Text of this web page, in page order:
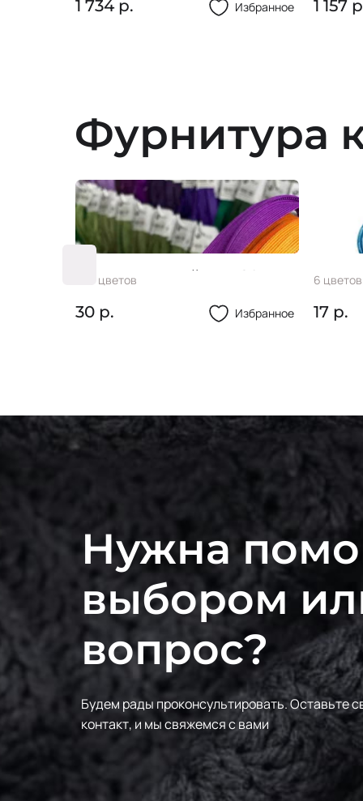
1 734 р. Избранное 1 157
Фурнитура
Молнии потайные 20 см
386 цветов
30 р. Избранное
6 цветов
17 р.
Нужна
выбором
вопрос?
Будем рады проконсультировать.Оставьте
контакт, и мы свяжемся с вами